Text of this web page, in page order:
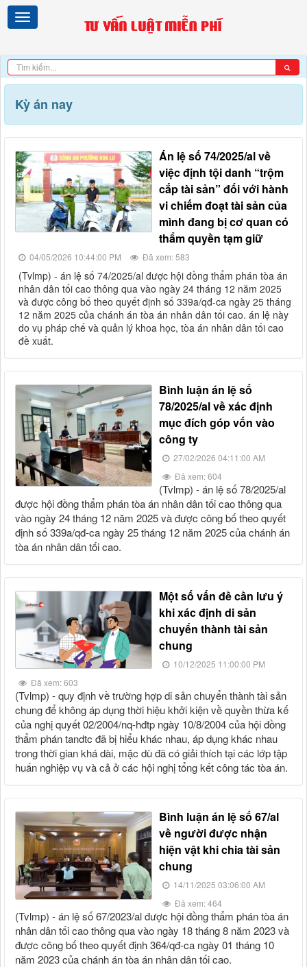
Kỳ án nay
án lệ số 74/2025/al về
việc định tội danh “trộm
cắp tài sản” đối với hành
vi chiếm đoạt tài sản của
mình đang bị cơ quan có
thẩm quyền tạm giữ
04/05/2026 10:44:00 PM Đã xem: 583
(tvlmp) - án lệ số 74/2025/al được hội đồng thẩm phán tòa án
nhân dân tối cao thông qua vào ngày 24 tháng 12 năm 2025
và được công bố theo quyết định số 339a/qđ-ca ngày 25 tháng
12 năm 2025 của chánh án tòa án nhân dân tối cao. án lệ này
do vụ pháp chế và quản lý khoa học, tòa án nhân dân tối cao
đề xuất.
bình luận án lệ số
78/2025/al về xác định
mục đích góp vốn vào
công ty
27/02/2026 04:11:00 AM
Đã xem: 604
(tvlmp) - án lệ số 78/2025/al
được hội đồng thẩm phán tòa án nhân dân tối cao thông qua
vào ngày 24 tháng 12 năm 2025 và được công bố theo quyết
định số 339a/qđ-ca ngày 25 tháng 12 năm 2025 của chánh án
tòa án nhân dân tối cao.
một số vấn đề cần lưu ý
khi xác định di sản
chuyển thành tài sản
chung
10/12/2025 11:00:00 PM
Đã xem: 603
(tvlmp) - quy định về trường hợp di sản chuyển thành tài sản
chung để không áp dụng thời hiệu khởi kiện về quyền thừa kế
của nghị quyết 02/2004/nq-hđtp ngày 10/8/2004 của hội đồng
thẩm phán tandtc đã bị hiểu khác nhau, áp dụng khác nhau
trong thời gian khá dài, mặc dù đã có giải thích tại các lớp tập
huấn nghiệp vụ và cả ở các hội nghị tổng kết công tác tòa án.
bình luận án lệ số 67/al
về người được nhận
hiện vật khi chia tài sản
chung
14/11/2025 03:06:00 AM
Đã xem: 464
(tvlmp) - án lệ số 67/2023/al được hội đồng thẩm phán tòa án
nhân dân tối cao thông qua vào ngày 18 tháng 8 năm 2023 và
được công bố theo quyết định 364/qđ-ca ngày 01 tháng 10
năm 2023 của chánh án tòa án nhân dân tối cao.